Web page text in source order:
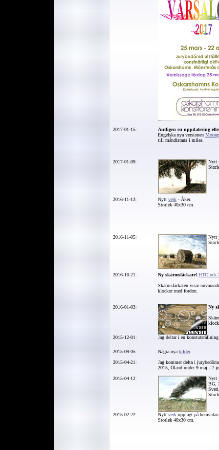
2017-01-15:
Äntligen en uppdatering
Engelska nya versionen
till måndistans i miles.
2017-01-09: Nytt
2016-11-13: Nytt verk - Åker.
Storlek 40x30 cm.
2016-11-05: Nytt
2016-10-21: Ny skärmsläckare!:HTClock
Skärmsläckaren visar
klockor med fordon.
2016-01-03: Ny
2015-12-01: Jag deltar i en
2015-09-05: Några nya bilder.
2015-04-21:
Jag kommer delta i
2015, Öland under 9 maj - 7
2015-04-12:
Nytt
BG,
2015-02-22: Nytt verk upplagt på
Storlek 40x30 cm.